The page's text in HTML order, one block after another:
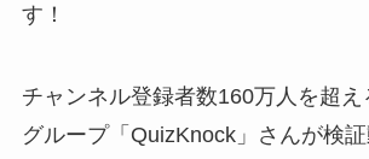
す！
チャンネル登録者数160万人を超
グループ「QuizKnock」さんが検